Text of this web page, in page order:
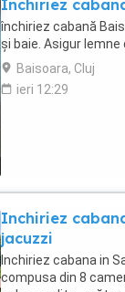
Inchiriez
închiriez cabană
și baie. Asigur lemne
Baisoara, Cluj
ieri 12:29
Inchiriez
jacuzzi
Inchiriez cabana in
compusa din 8